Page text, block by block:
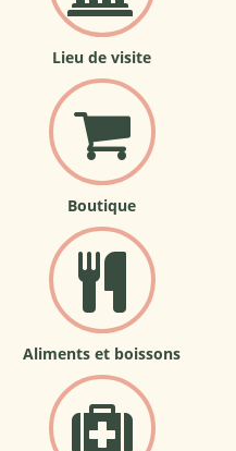
Lieu de visite
Boutique
Aliments et boissons